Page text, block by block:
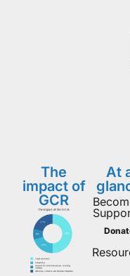
The
impact of
GCR
At